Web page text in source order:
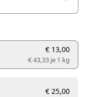
€ 13,00
€ 43,33 je1 kg
€ 25,00